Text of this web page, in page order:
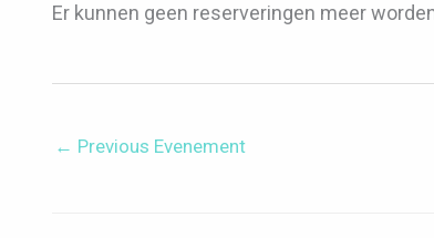
Er kunnen geen reserveringen meer
← Previous Evenement